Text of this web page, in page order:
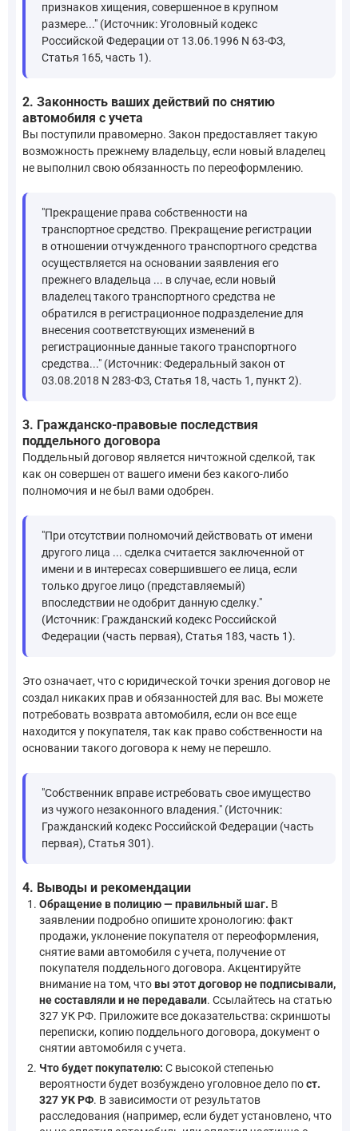
признаков хищения, совершенное в крупном
размере..." (Источник: Уголовный кодекс
Российской Федерации от 13.06.1996 N 63-ФЗ,
Статья 165, часть 1).
2. Законность ваших действий по снятию
автомобиля с учета
Вы поступили правомерно. Закон предоставляет такую
возможность прежнему владельцу, если новый владелец
не выполнил свою обязанность по переоформлению.
"Прекращение права собственности на
транспортное средство. Прекращение регистрации
в отношении отчужденного транспортного средства
осуществляется на основании заявления его
прежнего владельца ... в случае, если новый
владелец такого транспортного средства не
обратился в регистрационное подразделение для
внесения соответствующих изменений в
регистрационные данные такого транспортного
средства..." (Источник: Федеральный закон от
03.08.2018 N 283-ФЗ, Статья 18, часть 1, пункт 2).
3. Гражданско-правовые последствия
поддельного договора
Поддельный договор является ничтожной сделкой, так
как он совершен от вашего имени без какого-либо
полномочия и не был вами одобрен.
"При отсутствии полномочий действовать от имени
другого лица ... сделка считается заключенной от
имени и в интересах совершившего ее лица, если
только другое лицо (представляемый)
впоследствии не одобрит данную сделку."
(Источник: Гражданский кодекс Российской
Федерации (часть первая), Статья 183, часть 1).
Это означает, что с юридической точки зрения договор не
создал никаких прав и обязанностей для вас. Вы можете
потребовать возврата автомобиля, если он все еще
находится у покупателя, так как право собственности на
основании такого договора к нему не перешло.
"Собственник вправе истребовать свое имущество
из чужого незаконного владения." (Источник:
Гражданский кодекс Российской Федерации (часть
первая), Статья 301).
4. Выводы и рекомендации
Обращение в полицию — правильный шаг. В
заявлении подробно опишите хронологию: факт
продажи, уклонение покупателя от переоформления,
снятие вами автомобиля с учета, получение от
покупателя поддельного договора. Акцентируйте
внимание на том, что вы этот договор не подписывали,
не составляли и не передавали. Ссылайтесь на статью
327 УК РФ. Приложите все доказательства: скриншоты
переписки, копию поддельного договора, документ о
снятии автомобиля с учета.
Что будет покупателю: С высокой степенью
вероятности будет возбуждено уголовное дело пост.
327 УК РФ. В зависимости от результатов
расследования (например, если будет установлено, что